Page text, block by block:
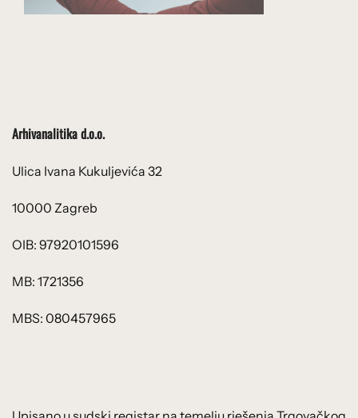
Arhivanalitika d.o.o.
Ulica Ivana Kukuljevića 32
10000 Zagreb
OIB: 97920101596
MB: 1721356
MBS: 080457965